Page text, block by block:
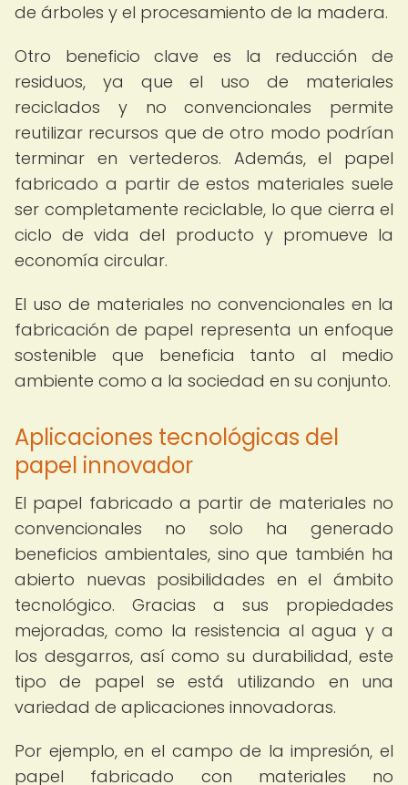
de árboles y el procesamiento de la madera.
Otro beneficio clave es la reducción de
residuos, ya que el uso de materiales
reciclados y no convencionales permite
reutilizar recursos que de otro modo podrían
terminar en vertederos. Además, el papel
fabricado a partir de estos materiales suele
ser completamente reciclable, lo que cierra el
ciclo de vida del producto y promueve la
economía circular.
El uso de materiales no convencionales en la
fabricación de papel representa un enfoque
sostenible que beneficia tanto al medio
ambiente como a la sociedad en su conjunto.
Aplicaciones tecnológicas del
papel innovador
El papel fabricado a partir de materiales no
convencionales no solo ha generado
beneficios ambientales, sino que también ha
abierto nuevas posibilidades en el ámbito
tecnológico. Gracias a sus propiedades
mejoradas, como la resistencia al agua y a
los desgarros, así como su durabilidad, este
tipo de papel se está utilizando en una
variedad de aplicaciones innovadoras.
Por ejemplo, en el campo de la impresión, el
papel fabricado con materiales no